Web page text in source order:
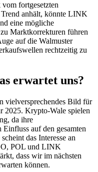
fortgesetzten
anhält, könnte LINK
eine mögliche
Marktkorrekturen führen
auf die Walmuster
rechtzeitig zu
erwartet uns?
vielversprechendes Bild für
2025. Krypto-Wale spielen
da ihre
auf den gesamten
das Interesse an
POL und LINK
dass wir im nächsten
können.